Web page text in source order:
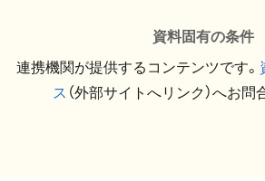
資料固有の条件
連携機関が提供するコンテンツです。
ス （外部サイトへリンク）へお問